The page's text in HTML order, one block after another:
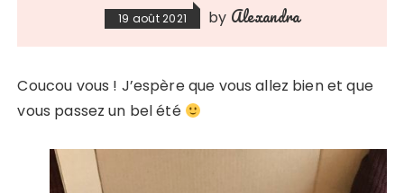
19 août 2021 by Alexandra
Coucou vous ! J’espère que vous allez bien et que
vous passez un bel été